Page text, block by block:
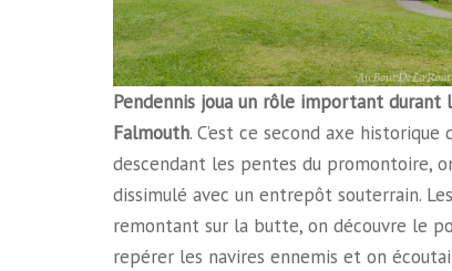
Pendennis joua un rôle important durant
Falmouth. C’est ce second axe
descendant les pentes du promontoire,
dissimulé avec un entrepôt souterrain.
remontant sur la butte, on découvre le
repérer les navires ennemis et on